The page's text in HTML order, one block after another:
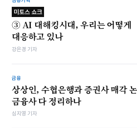
미토스 쇼크
③ AI 대해킹시대, 우리는 어떻게
대응하고 있나
강은경 기자
금융
상상인, 수협은행과 증권사 매각
금융사 다 정리하나
심지영 기자